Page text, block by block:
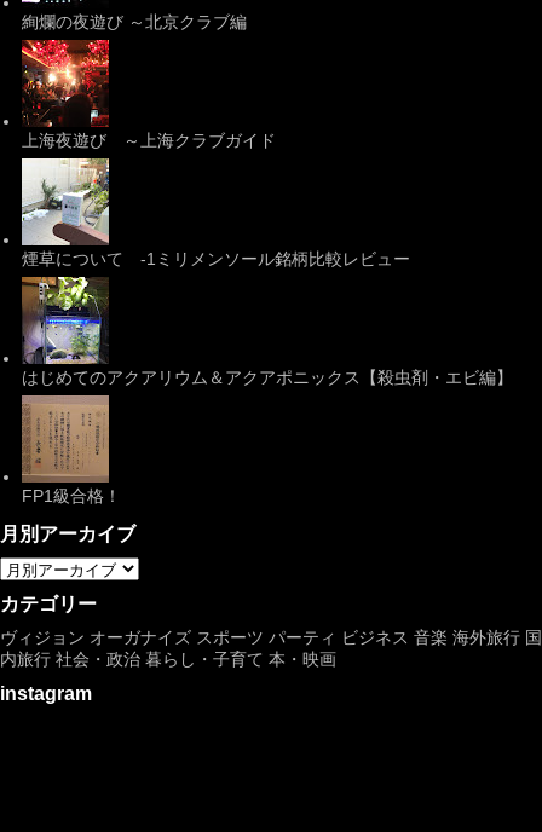
絢爛の夜遊び ～北京クラブ編
上海夜遊び ～上海クラブガイド
煙草について -1ミリメンソール銘柄比較レビュー
はじめてのアクアリウム＆アクアポニックス【殺虫剤・エビ編】
FP1級合格！
月別アーカイブ
カテゴリー
ヴィジョン オーガナイズ スポーツ パーティ ビジネス 音楽 海外旅行 国
内旅行 社会・政治 暮らし・子育て 本・映画
instagram